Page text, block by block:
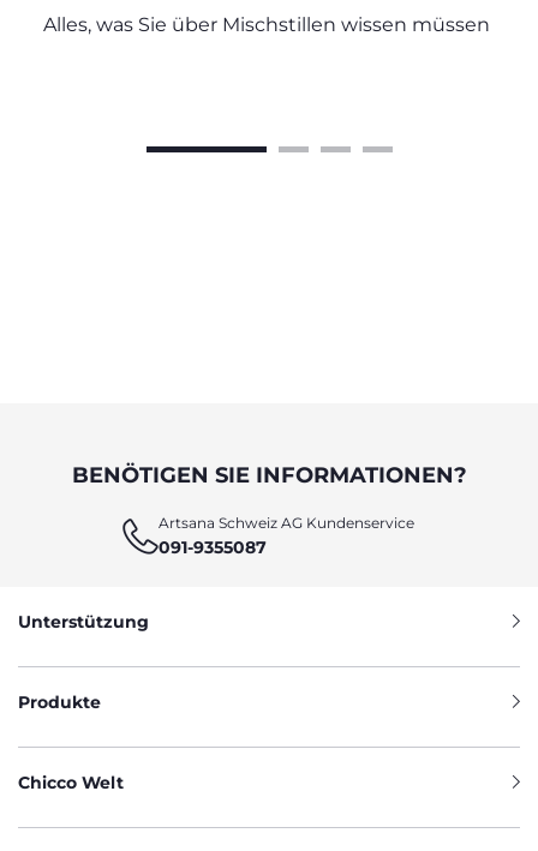
KOMBINIEREN
Alles, was Sie über Mischstillen wissen müssen
BENÖTIGEN SIE INFORMATIONEN?
Artsana Schweiz AG Kundenservice
091-9355087
Unterstützung
Produkte
Chicco Welt